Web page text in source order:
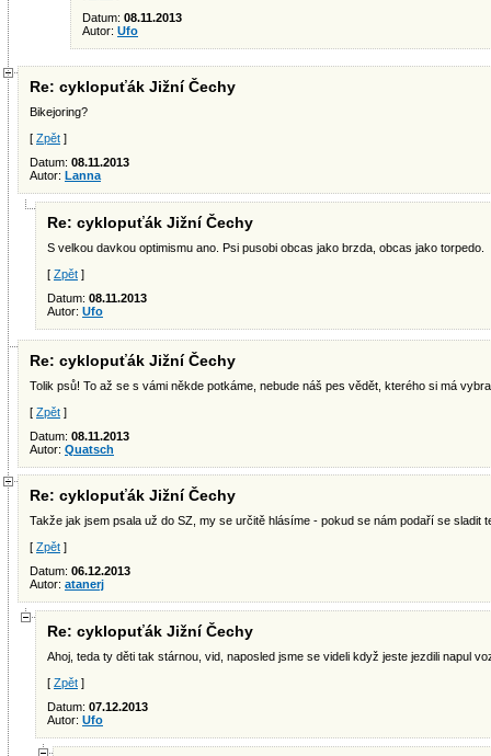
Datum: 08.11.2013
Autor: Ufo
Re: cyklopuťák Jižní Čechy
Bikejoring?
[ Zpět ]
Datum: 08.11.2013
Autor: Lanna
Re: cyklopuťák Jižní Čechy
S velkou davkou optimismu ano. Psi pusobi obcas jako brzda, obcas jako torpedo.
[ Zpět ]
Datum: 08.11.2013
Autor: Ufo
Re: cyklopuťák Jižní Čechy
Tolik psů! To až se s vámi někde potkáme, nebude náš pes vědět, kterého si má
[ Zpět ]
Datum: 08.11.2013
Autor: Quatsch
Re: cyklopuťák Jižní Čechy
Takže jak jsem psala už do SZ, my se určitě hlásíme - pokud se nám podaří se sladit
[ Zpět ]
Datum: 06.12.2013
Autor: atanerj
Re: cyklopuťák Jižní Čechy
Ahoj, teda ty děti tak stárnou, vid, naposled jsme se videli když jeste jezdili napul
[ Zpět ]
Datum: 07.12.2013
Autor: Ufo